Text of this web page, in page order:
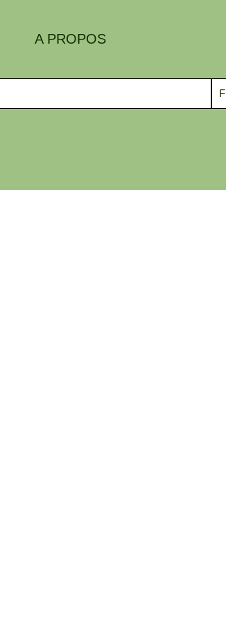
A PROPOS